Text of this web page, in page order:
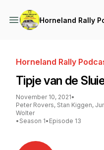
Horneland Rally
Horneland Rally
Tipje van de
November 10, 2021•
Peter Rovers, Stan Kiggen,
Wolter
• Season 1• Episode 13